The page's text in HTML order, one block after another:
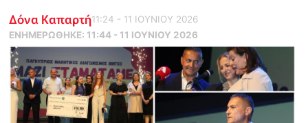
Δόνα Καπαρτή11:24 - 11 ΙΟΥΝΙΟΥ 2026
ΕΝΗΜΕΡΏΘΗΚΕ: 11:44 - 11 ΙΟΥΝΙΟΥ 2026